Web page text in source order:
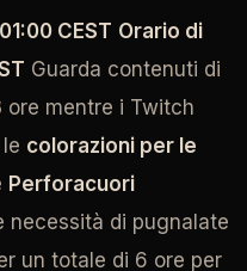
CEST Orario di
Guarda contenuti di
ore mentre i Twitch
colorazioni per le
Perforacuori
necessità di pugnalate
un totale di 6 ore per